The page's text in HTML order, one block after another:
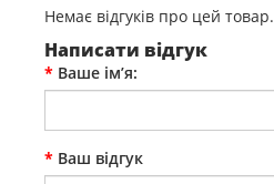
Немає відгуків про цей товар.
Написати відгук
Ваше ім’я:
Ваш відгук